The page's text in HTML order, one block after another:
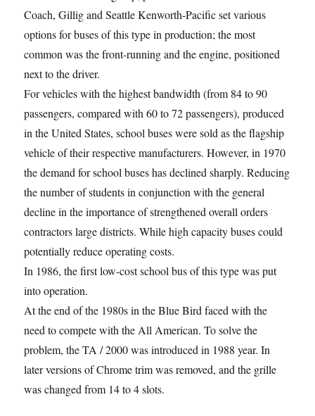
Coach, Gillig and Seattle Kenworth-Pacific set various
options for buses of this type in production; the most
common was the front-running and the engine, positioned
next to the driver.
For vehicles with the highest bandwidth (from 84 to 90
passengers, compared with 60 to 72 passengers), produced
in the United States, school buses were sold as the flagship
vehicle of their respective manufacturers. However, in 1970
the demand for school buses has declined sharply. Reducing
the number of students in conjunction with the general
decline in the importance of strengthened overall orders
contractors large districts. While high capacity buses could
potentially reduce operating costs.
In 1986, the first low-cost school bus of this type was put
into operation.
At the end of the 1980s in the Blue Bird faced with the
need to compete with the All American. To solve the
problem, the TA / 2000 was introduced in 1988 year. In
later versions of Chrome trim was removed, and the grille
was changed from 14 to 4 slots.